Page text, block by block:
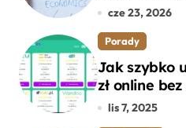
cze 23, 2026
Porady
Jak szybko
zł online
formalności?
lis 7, 2025